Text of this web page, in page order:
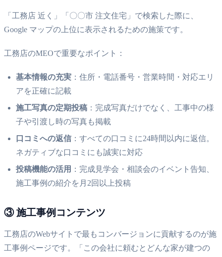
「工務店 近く」「〇〇市 注文住宅」で検索した際に、
Google マップの上位に表示されるための施策です。
工務店のMEOで重要なポイント：
基本情報の充実 ：住所・電話番号・営業時間・対応エリ
アを正確に記載
施工写真の定期投稿 ：完成写真だけでなく、工事中の様
子や引渡し時の写真も掲載
口コミへの返信 ：すべての口コミに24時間以内に返信。
ネガティブな口コミにも誠実に対応
投稿機能の活用 ：完成見学会・相談会のイベント告知、
施工事例の紹介を月2回以上投稿
③ 施工事例コンテンツ
工務店のWebサイトで最もコンバージョンに貢献するのが施
工事例ページです。「この会社に頼むとどんな家が建つの